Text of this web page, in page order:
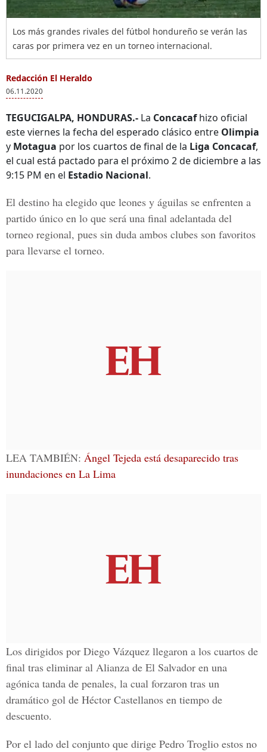
Los más grandes rivales del fútbol hondureño se verán las
caras por primera vez en un torneo internacional.
Redacción El Heraldo
06.11.2020
TEGUCIGALPA, HONDURAS.- La Concacafhizo oficial
este viernes la fecha del esperado clásico entre Olimpia
y Motagua por los cuartos de final de la Liga Concacaf,
el cual está pactado para el próximo 2 de diciembre a las
9:15 PM en el Estadio Nacional.
El destino ha elegido que leones y águilas se enfrenten a
partido único en lo que será una final adelantada del
torneo regional, pues sin duda ambos clubes son favoritos
para llevarse el torneo.
LEA TAMBIÉN: Ángel Tejeda está desaparecido tras
inundaciones en La Lima
Los dirigidos por Diego Vázquez llegaron a los cuartos de
final tras eliminar al Alianza de El Salvador en una
agónica tanda de penales, la cual forzaron tras un
dramático gol de Héctor Castellanos en tiempo de
descuento.
Por el lado del conjunto que dirige Pedro Troglio estos no